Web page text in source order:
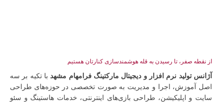
از نقطه صفر، تا رسیدن به قله هوشمندسازی کنارتان هستیم
آژانس تولید نرم افزار و دیجیتال مارکتینگ فرامهام مشهد با تکیه بر سه
اصل آموزش، اجرا و مدیریت به صورت تخصصی در حوزه‌های طراحی
سایت و اپلیکیشن، طراحی بازی‌های اینترنتی، خدمات هاستینگ و سئو